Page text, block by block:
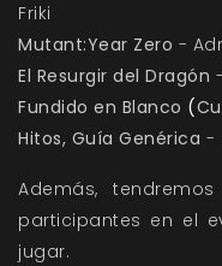
Friki
Mutant:Year Zero -
El Resurgir del Dragón
Fundido en Blanco (
Hitos, Guía Genérica -
Además,
participantes en el
jugar.